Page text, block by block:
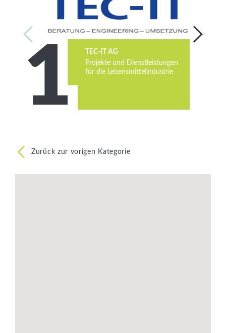
Newsletter
TEC-IT AG
Projekte und Dienstleistungen
für die Lebensmittelindustrie
Zurück zur vorigen Kategorie